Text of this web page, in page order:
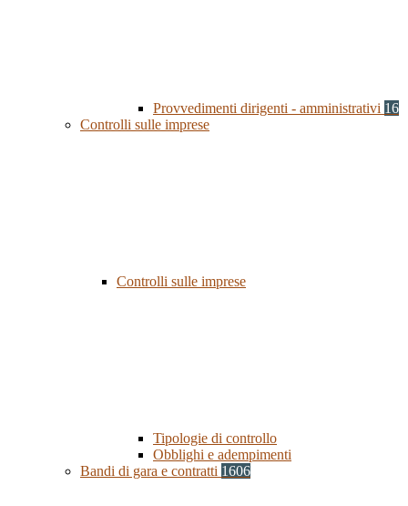
Provvedimenti dirigenti - amministrativi 16
Controlli sulle imprese
Controlli sulle imprese
Tipologie di controllo
Obblighi e adempimenti
Bandi di gara e contratti 1606